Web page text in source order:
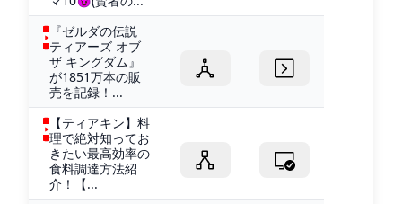
『ゼルダの伝説
ティアーズ オブ
ザ キングダム』
が1851万本の販
売を記録！...
【ティアキン】料
理で絶対知ってお
きたい最高効率の
食料調達方法紹
介！【...